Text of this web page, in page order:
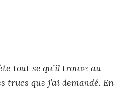
tout se qu’il trouve au
trucs que j’ai demandé. En